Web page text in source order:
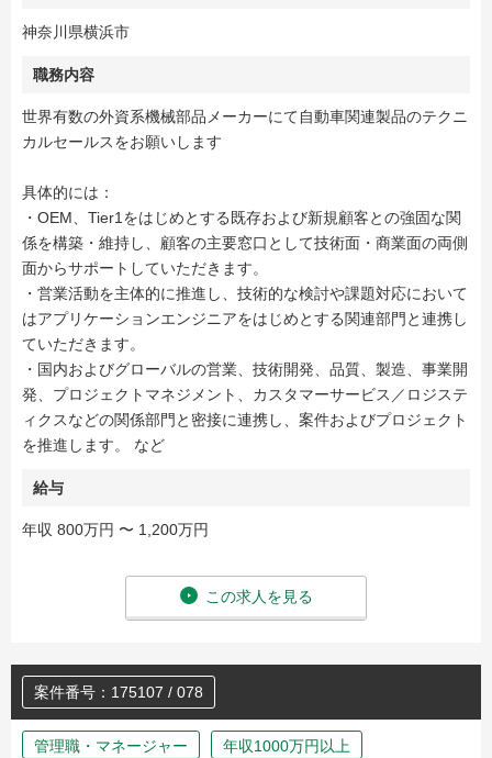
神奈川県横浜市
職務内容
世界有数の外資系機械部品メーカーにて自動車関連製品のテクニ
カルセールスをお願いします
具体的には：
・OEM、Tier1をはじめとする既存および新規顧客との強固な関
係を構築・維持し、顧客の主要窓口として技術面・商業面の両側
面からサポートしていただきます。
・営業活動を主体的に推進し、技術的な検討や課題対応において
はアプリケーションエンジニアをはじめとする関連部門と連携し
ていただきます。
・国内およびグローバルの営業、技術開発、品質、製造、事業開
発、プロジェクトマネジメント、カスタマーサービス／ロジステ
ィクスなどの関係部門と密接に連携し、案件およびプロジェクト
を推進します。 など
給与
年収 800万円 〜 1,200万円
この求人を見る
案件番号：175107 / 078
管理職・マネージャー 年収1000万円以上